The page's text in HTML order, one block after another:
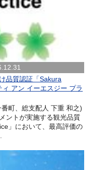
品質認証「Sakura
アン イーエスジー プラ
町、総支配人 下重 和之)
ントが実施する観光品質
」において、最高評価の